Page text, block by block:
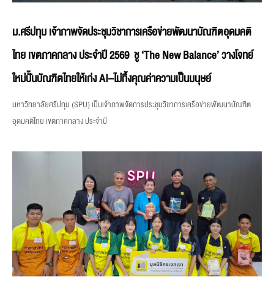
ม.ศรีปทุม เจ้าภาพจัดประชุมวิชาการเครือข่ายพัฒนาบัณฑิตอุดมคติ
ไทย เขตภาคกลาง ประจำปี 2569 ชู ‘The New Balance’ วางโจทย์
ใหม่ปั้นบัณฑิตไทยให้เก่ง AI–ไม่ทิ้งคุณค่าความเป็นมนุษย์
มหาวิทยาลัยศรีปทุม (SPU) เป็นเจ้าภาพจัดการประชุมวิชาการเครือข่ายพัฒนาบัณฑิต
อุดมคติไทย เขตภาคกลาง ประจำปี